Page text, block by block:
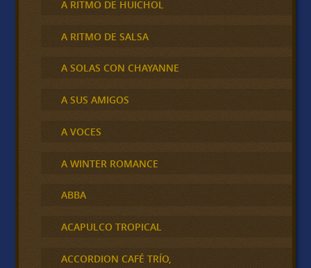
A RITMO DE HUICHOL
A RITMO DE SALSA
A SOLAS CON CHAYANNE
A SUS AMIGOS
A VOCES
A WINTER ROMANCE
ABBA
ACAPULCO TROPICAL
ACCORDION CAFÉ TRÍO,